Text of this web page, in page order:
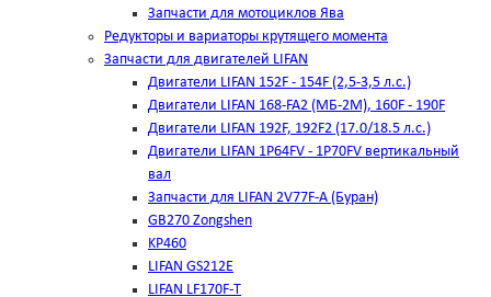
Запчасти для мотоциклов Ява
Редукторы и вариаторы крутящего момента
Запчасти для двигателей LIFAN
Двигатели LIFAN 152F - 154F (2,5-3,5 л.с.)
Двигатели LIFAN 168-FA2 (МБ-2М), 160F - 190F
Двигатели LIFAN 192F, 192F2 (17.0/18.5 л.с.)
Двигатели LIFAN 1Р64FV - 1Р70FV вертикальный
вал
Запчасти для LIFAN 2V77F-A (Буран)
GB270 Zongshen
KP460
LIFAN GS212E
LIFAN LF170F-T